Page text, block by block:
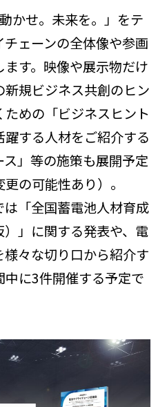
かせ。未来を。」をテ
ェーンの全体像や参画
す。映像や展示物だけ
規ビジネス共創のヒン
ための「ビジネスヒント
する人材をご紹介する
ス」等の施策も展開予定
の可能性あり）。
「全国蓄電池人材育成
」に関する発表や、電
々な切り口から紹介す
に3件開催する予定で